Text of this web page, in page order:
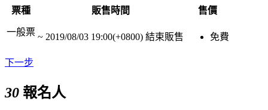
票種 販售時間 售價
一般票 ~ 2019/08/03 19:00(+0800) 結束販售 免費
下一步
30 報名人